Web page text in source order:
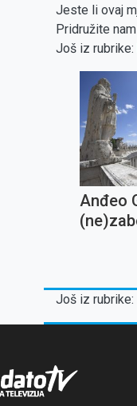
Jeste li ovaj
Pridružite
Još iz rubrike:
Anđeo
Još iz rubrike: